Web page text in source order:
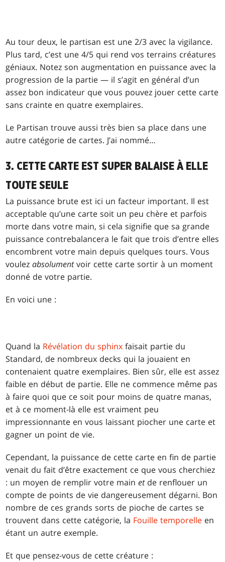
Au tour deux, le partisan est une 2/3 avec la vigilance.
Plus tard, c’est une 4/5 qui rend vos terrains créatures
géniaux. Notez son augmentation en puissance avec la
progression de la partie — il s’agit en général d’un
assez bon indicateur que vous pouvez jouer cette carte
sans crainte en quatre exemplaires.
Le Partisan trouve aussi très bien sa place dans une
autre catégorie de cartes. J’ai nommé…
3. CETTE CARTE EST SUPER BALAISE À ELLE
TOUTE SEULE
La puissance brute est ici un facteur important. Il est
acceptable qu’une carte soit un peu chère et parfois
morte dans votre main, si cela signifie que sa grande
puissance contrebalancera le fait que trois d’entre elles
encombrent votre main depuis quelques tours. Vous
voulezabsolumentvoir cette carte sortir à un moment
donné de votre partie.
En voici une :
Quand la Révélation du sphinx faisait partie du
Standard, de nombreux decks qui la jouaient en
contenaient quatre exemplaires. Bien sûr, elle est assez
faible en début de partie. Elle ne commence même pas
à faire quoi que ce soit pour moins de quatre manas,
et à ce moment-là elle est vraiment peu
impressionnante en vous laissant piocher une carte et
gagner un point de vie.
Cependant, la puissance de cette carte en fin de partie
venait du fait d’être exactement ce que vous cherchiez
: un moyen de remplir votre mainetde renflouer un
compte de points de vie dangereusement dégarni. Bon
nombre de ces grands sorts de pioche de cartes se
trouvent dans cette catégorie, la Fouille temporelle en
étant un autre exemple.
Et que pensez-vous de cette créature :